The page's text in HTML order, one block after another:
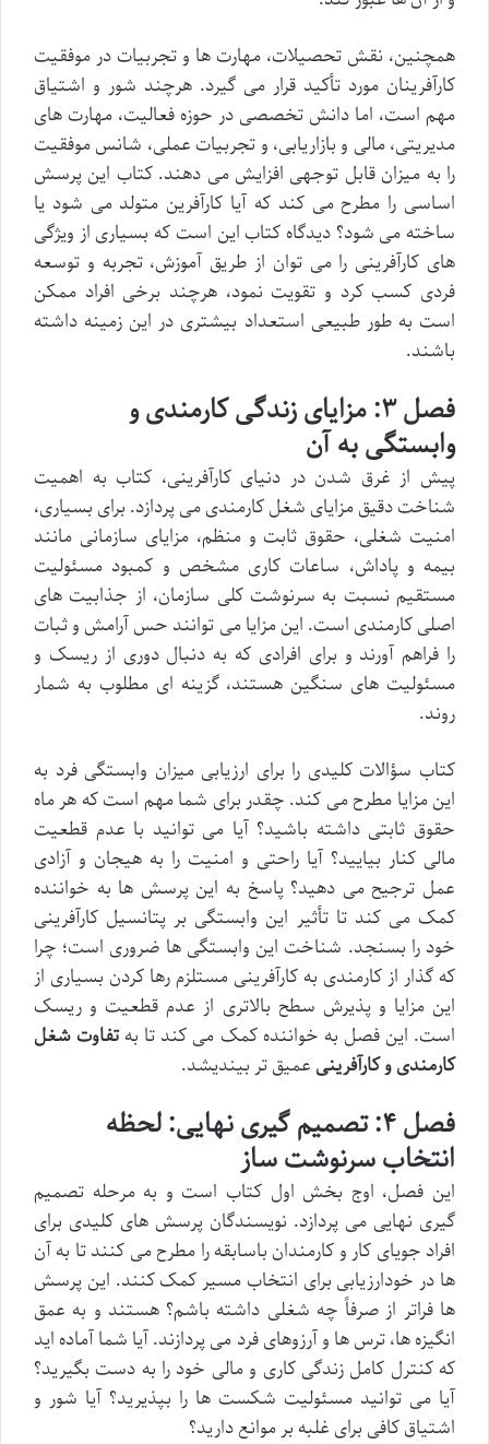
همچنین، نقش تحصیلات، مهارت ها و تجربیات در موفقیت
کارآفرینان مورد تأکید قرار می گیرد. هرچند شور و اشتیاق
مهم است، اما دانش تخصصی در حوزه فعالیت، مهارت های
مدیریتی، مالی و بازاریابی، و تجربیات عملی، شانس موفقیت
را به میزان قابل توجهی افزایش می دهند. کتاب این پرسش
اساسی را مطرح می کند که آیا کارآفرین متولد می شود یا
ساخته می شود؟ دیدگاه کتاب این است که بسیاری از ویژگی
های کارآفرینی را می توان از طریق آموزش، تجربه و توسعه
فردی کسب کرد و تقویت نمود، هرچند برخی افراد ممکن
است به طور طبیعی استعداد بیشتری در این زمینه داشته
باشند.
فصل ۳: مزایای زندگی کارمندی و
وابستگی به آن
پیش از غرق شدن در دنیای کارآفرینی، کتاب به اهمیت
شناخت دقیق مزایای شغل کارمندی می پردازد. برای بسیاری،
امنیت شغلی، حقوق ثابت و منظم، مزایای سازمانی مانند
بیمه و پاداش، ساعات کاری مشخص و کمبود مسئولیت
مستقیم نسبت به سرنوشت کلی سازمان، از جذابیت های
اصلی کارمندی است. این مزایا می توانند حس آرامش و ثبات
را فراهم آورند و برای افرادی که به دنبال دوری از ریسک و
مسئولیت های سنگین هستند، گزینه ای مطلوب به شمار
روند.
کتاب سؤالات کلیدی را برای ارزیابی میزان وابستگی فرد به
این مزایا مطرح می کند. چقدر برای شما مهم است که هر ماه
حقوق ثابتی داشته باشید؟ آیا می توانید با عدم قطعیت
مالی کنار بیایید؟ آیا راحتی و امنیت را به هیجان و آزادی
عمل ترجیح می دهید؟ پاسخ به این پرسش ها به خواننده
کمک می کند تا تأثیر این وابستگی بر پتانسیل کارآفرینی
خود را بسنجد. شناخت این وابستگی ها ضروری است؛ چرا
که گذار از کارمندی به کارآفرینی مستلزم رها کردن بسیاری از
این مزایا و پذیرش سطح بالاتری از عدم قطعیت و ریسک
است. این فصل به خواننده کمک می کند تا بهتفاوت شغل
کارمندی و کارآفرینی عمیق تر بیندیشد.
فصل ۴: تصمیم گیری نهایی: لحظه
انتخاب سرنوشت ساز
این فصل، اوج بخش اول کتاب است و به مرحله تصمیم
گیری نهایی می پردازد. نویسندگان پرسش های کلیدی برای
افراد جویای کار و کارمندان باسابقه را مطرح می کنند تا به آن
ها در خودارزیابی برای انتخاب مسیر کمک کنند. این پرسش
ها فراتر از صرفاً چه شغلی داشته باشم؟ هستند و به عمق
انگیزه ها، ترس ها و آرزوهای فرد می پردازند. آیا شما آماده اید
که کنترل کامل زندگی کاری و مالی خود را به دست بگیرید؟
آیا می توانید مسئولیت شکست ها را بپذیرید؟ آیا شور و
اشتیاق کافی برای غلبه بر موانع دارید؟